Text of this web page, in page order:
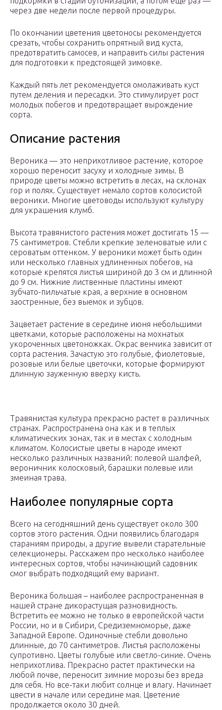
через две недели после первой процедуры.
По окончании цветения цветоносы рекомендуется
срезать, чтобы сохранить опрятный вид куста,
предотвратить самосев, и направить силы растения
для подготовки к предстоящей зимовке.
Каждый пять лет рекомендуется омолаживать куст
путем деления и пересадки. Это стимулирует рост
молодых побегов и предотвращает вырождение
сорта.
Описание растения
Вероника — это неприхотливое растение, которое
хорошо переносит засуху и холодные зимы. В
природе цветы можно встретить в лесах, на склонах
гор и полях. Существует немало сортов колосистой
вероники. Многие цветоводы используют культуру
для украшения клумб.
Высота травянистого растения может достигать 15 —
75 сантиметров. Стебли крепкие зеленоватые или с
сероватым оттенком. У вероники может быть один
или несколько главных удлиненных побегов, на
которые крепятся листья шириной до 3 см и длинной
до 9 см. Нижние лиственные пластины имеют
зубчато-пильчатые края, а верхние в основном
заостренные, без выемок и зубцов.
Зацветает растение в середине июня небольшими
цветками, которые расположены на мохнатых
укороченных цветоножках. Окрас венчика зависит от
сорта растения. Зачастую это голубые, фиолетовые,
розовые или белые цветочки, которые формируют
длинную зауженную вверху кисть.
Травянистая культура прекрасно растет в различных
странах. Распространена она как и в теплых
климатических зонах, так и в местах с холодным
климатом. Колосистые цветы в народе имеют
несколько различных названий: полевой шалфей,
вероничник колосковый, барашки полевые или
змеиная трава.
Наиболее популярные сорта
Всего на сегодняшний день существует около 300
сортов этого растения. Одни появились благодаря
стараниям природы, а другие вывели старательные
селекционеры. Расскажем про несколько наиболее
интересных сортов, чтобы начинающий садовник
смог выбрать подходящий ему вариант.
Вероника большая – наиболее распространенная в
нашей стране дикорастущая разновидность.
Встретить ее можно не только в европейской части
России, но и в Сибири, Средиземноморье, даже
Западной Европе. Одиночные стебли довольно
длинные, до 70 сантиметров. Листья расположены
супротивно. Цветы голубые или светло-синие. Очень
неприхотлива. Прекрасно растет практически на
любой почве, переносит зимние морозы без вреда
для себя. Но все-таки любит солнце и влагу. Начинает
цвести в начале или середине мая. Цветение
продолжается около 30 дней.